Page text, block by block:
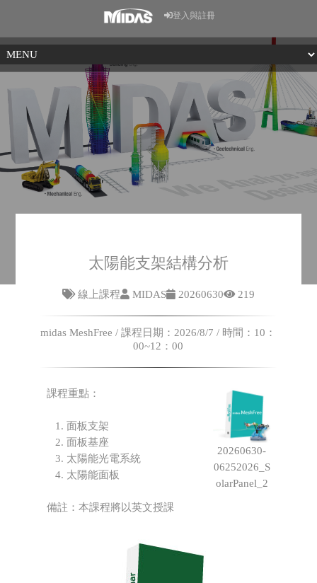
登入與註冊
太陽能支架結構分析
線上課程 MIDAS 20260630 219
midas MeshFree / 課程日期：2026/8/7 / 時間：10：
00~12：00
課程重點：
1. 面板支架
2. 面板基座
3. 太陽能光電系統
4. 太陽能面板
備註：本課程將以英文授課
20260630-
06252026_S
olarPanel_2